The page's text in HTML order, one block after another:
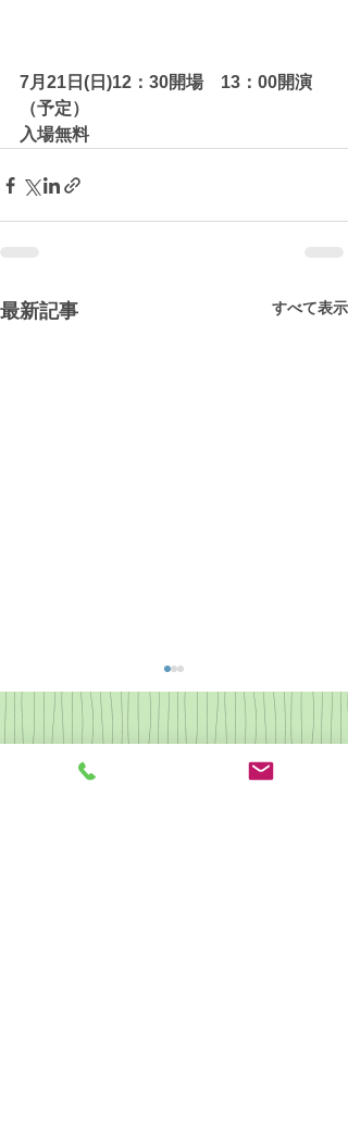
7月21日(日)12：30開場　13：00開演
（予定）
入場無料
最新記事 すべて表示